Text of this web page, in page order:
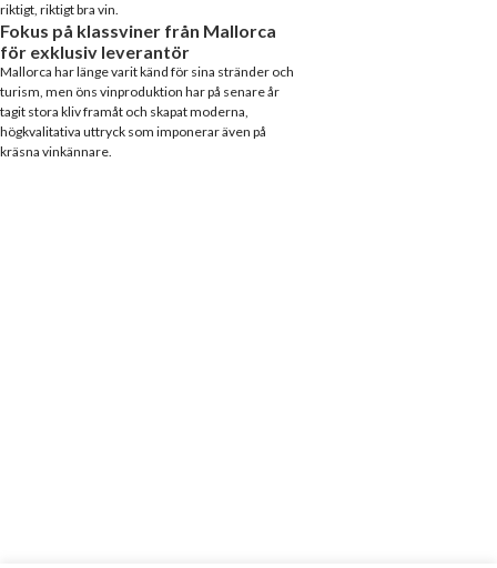
riktigt, riktigt bra vin.
Fokus på klassviner från Mallorca
för exklusiv leverantör
Mallorca har länge varit känd för sina stränder och
turism, men öns vinproduktion har på senare år
tagit stora kliv framåt och skapat moderna,
högkvalitativa uttryck som imponerar även på
kräsna vinkännare.